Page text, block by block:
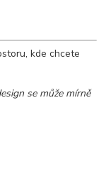
kde chcete
se může mírně